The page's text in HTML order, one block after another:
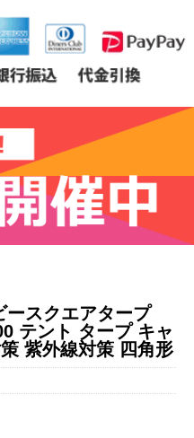
ースクエアタープ
テント タープ キャ
紫外線対策 四角形